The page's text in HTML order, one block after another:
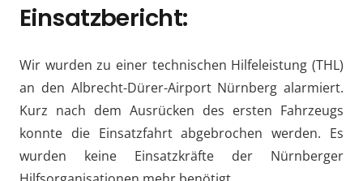
Einsatzbericht:
Wir wurden zu einer technischen Hilfeleistung (THL)
an den Albrecht-Dürer-Airport Nürnberg alarmiert.
Kurz nach dem Ausrücken des ersten Fahrzeugs
konnte die Einsatzfahrt abgebrochen werden. Es
wurden keine Einsatzkräfte der Nürnberger